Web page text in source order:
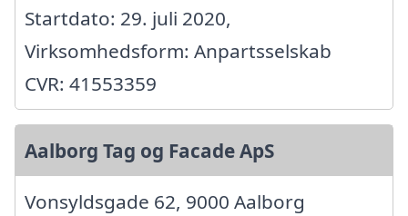
Startdato: 29. juli 2020,
Virksomhedsform: Anpartsselskab
CVR: 41553359
Aalborg Tag og Facade ApS
Vonsyldsgade 62, 9000 Aalborg